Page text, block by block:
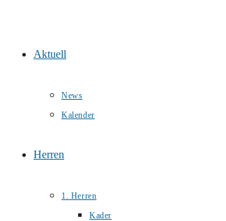
Aktuell
News
Kalender
Herren
1. Herren
Kader